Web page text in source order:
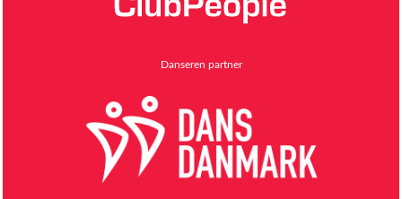
Danseren partner